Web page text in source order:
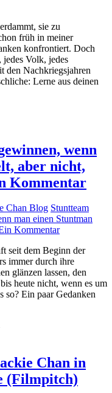
sie zu
früh in meiner
konfrontiert. Doch
Volk, jedes
den Nachkriegsjahren
Lerne aus deinen
wenn
aber nicht,
Kommentar
Chan Blog Stuntteam
seit dem Beginn der
immer durch ihre
glänzen lassen, den
heute nicht, wenn es um
so? Ein paar Gedanken
Chan in
(Filmpitch)